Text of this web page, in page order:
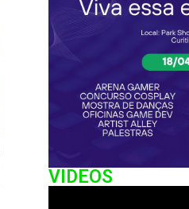
VIDEOS